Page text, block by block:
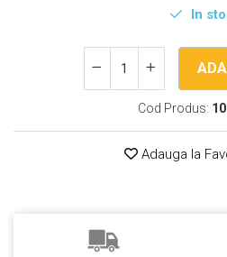
In
Cod Produs:
Adauga la